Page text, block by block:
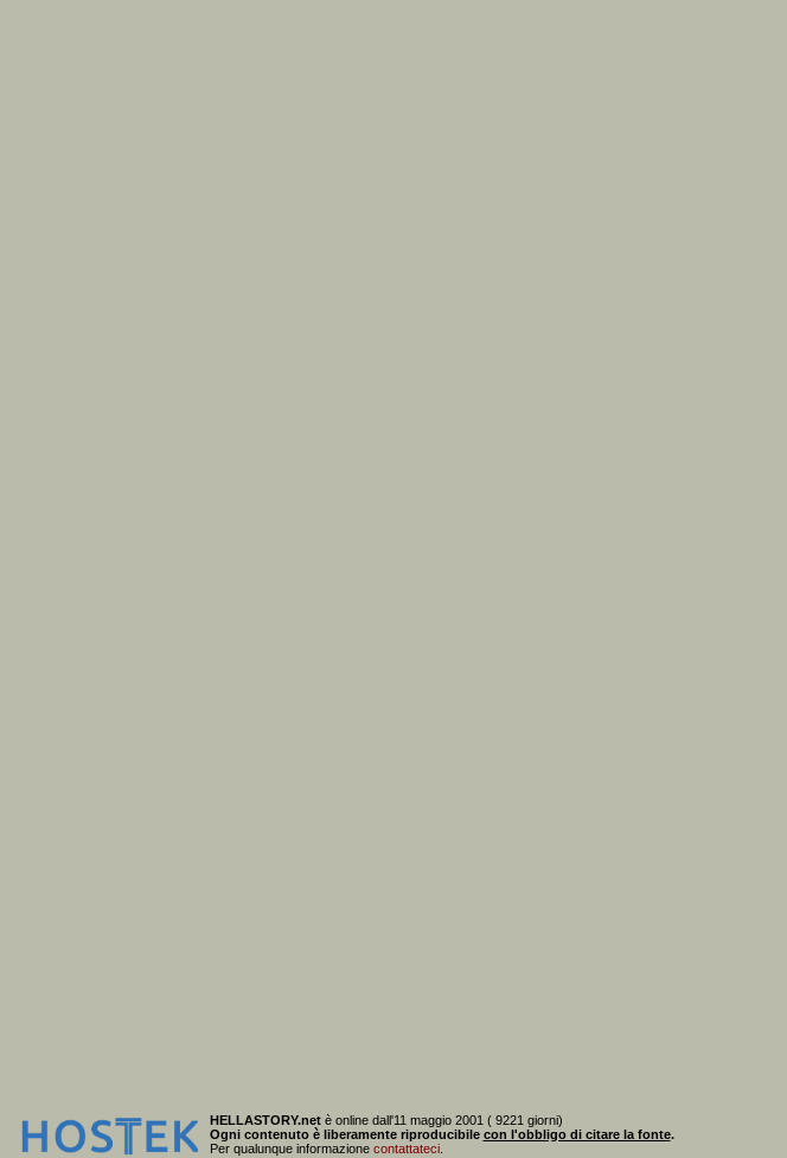
HELLASTORY.netè online dall'11 maggio 2001 ( 9221 giorni)
Ogni contenuto è liberamente riproducibile con l'obbligo di citare la fonte.
Per qualunque informazione contattateci.